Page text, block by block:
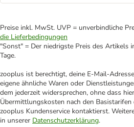
Preise inkl. MwSt. UVP = unverbindliche
die Lieferbedingungen
"Sonst" = Der niedrigste Preis des Artikels
Tage.
zooplus ist berechtigt, deine E-Mail-
eigene ähnliche Waren oder
dem jederzeit widersprechen, ohne dass
Übermittlungskosten nach den
zooplus Kundenservice kontaktierst.
in unserer Datenschutzerklärung.